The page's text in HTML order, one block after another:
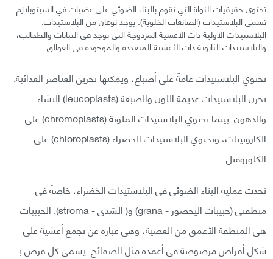
تحتوي حقيقيات النواة التي تقوم بالبناء الضوئي على عضيات في السيتوبلازم
تسمى البلاستيدات (الصانعات الخلوية). يوجد نوعان من البلاستيدات:
البلاستيدات الأولية ذات الأغشية المزدوجة التي توجد في النباتات والطحالب،
والبلاستيدات الثانوية ذات الأغشية المتعددة والموجودة في العوالق.
تحتوي البلاستيدات عامةً على أصباغ، ويمكنها تخزين العناصر الغذائية.
تخزن البلاستيدات عديمة اللون والصبغة (leucoplasts) النشاء
والدهون. بينما تحتوي البلاستيدات الملونة (chromoplasts) على
الكاروتينات، وتحتوي البلاستيدات الخضراء (chloroplasts) على
الكلوروفيل.
تحدث عملية البناء الضوئي في البلاستيدات الخضراء، خاصةً في
منطقتي (حبيبات اليخضور - grana) و( السَدى - stroma). الحبيبات
هي المنطقة الأعمق من العضية، وهي عبارة عن تجمع أغشية على
شكل أقراص مرصوصة في أعمدة مثل الصفائح. يسمى كل قرص بـ